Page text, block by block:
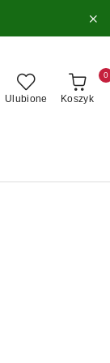
Ulubione Koszyk
0